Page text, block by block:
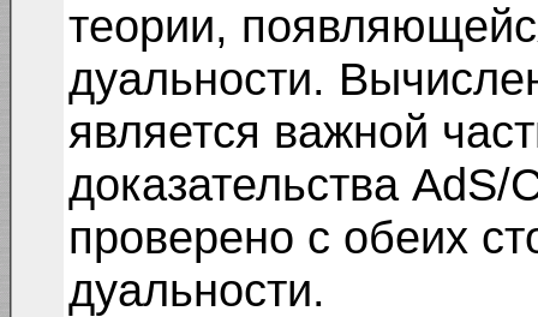
теории,
дуальности.
является важной
доказательства
проверено с обеих
дуальности.